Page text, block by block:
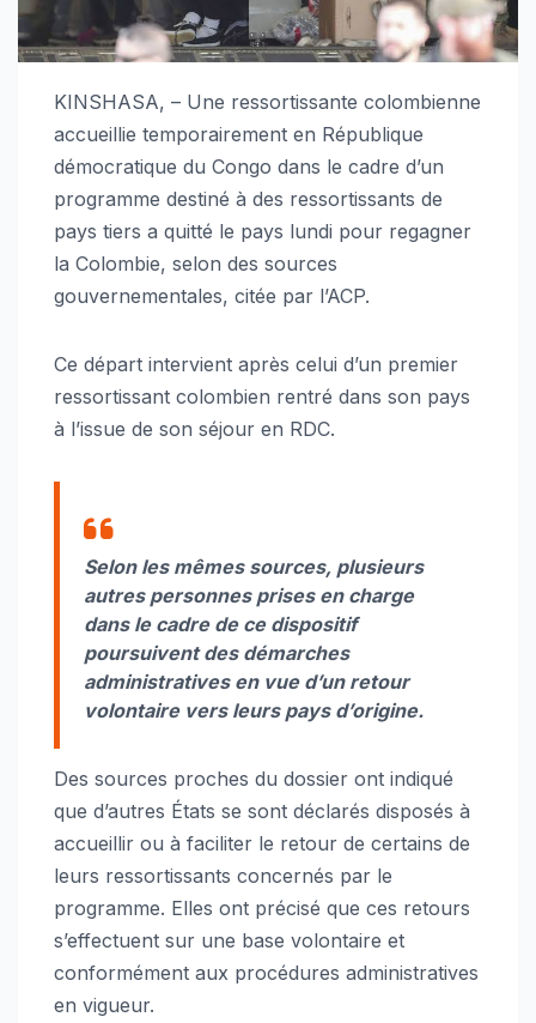
KINSHASA, – Une ressortissante colombienne
accueillie temporairement en République
démocratique du Congo dans le cadre d’un
programme destiné à des ressortissants de
pays tiers a quitté le pays lundi pour regagner
la Colombie, selon des sources
gouvernementales, citée par l’ACP.
Ce départ intervient après celui d’un premier
ressortissant colombien rentré dans son pays
à l’issue de son séjour en RDC.
Selon les mêmes sources, plusieurs
autres personnes prises en charge
dans le cadre de ce dispositif
poursuivent des démarches
administratives en vue d’un retour
volontaire vers leurs pays d’origine.
Des sources proches du dossier ont indiqué
que d’autres États se sont déclarés disposés à
accueillir ou à faciliter le retour de certains de
leurs ressortissants concernés par le
programme. Elles ont précisé que ces retours
s’effectuent sur une base volontaire et
conformément aux procédures administratives
en vigueur.